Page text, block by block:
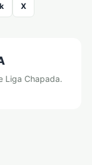
X
Liga Chapada.